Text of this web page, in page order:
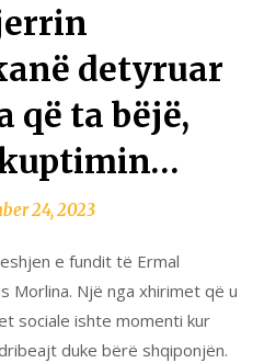
detyruar
që ta bëjë,
kuptimin…
24, 2023
e fundit të Ermal
Morlina. Një nga xhirimet që u
sociale ishte momenti kur
duke bërë shqiponjën.